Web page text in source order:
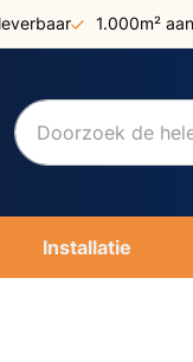
1.000m²
Installatie